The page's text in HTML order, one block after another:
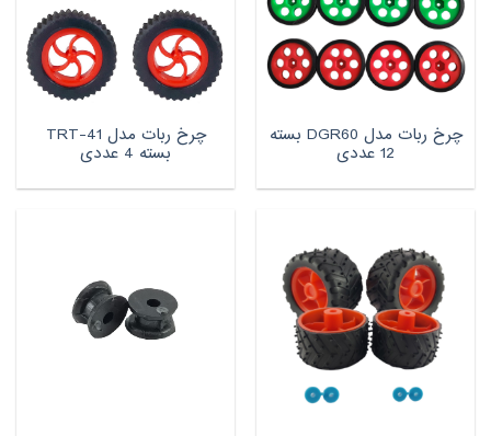
چرخ ربات مدل DGR60 بسته
12 عددی
چرخ ربات مدل TRT-41
بسته 4 عددی